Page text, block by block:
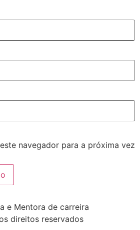
navegador para a próxima vez
e Mentora de carreira
direitos reservados